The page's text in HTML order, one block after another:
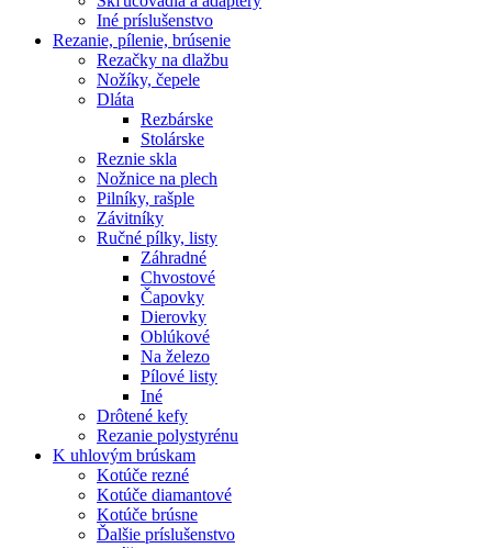
Iné príslušenstvo
Rezanie, pílenie, brúsenie
Rezačky na dlažbu
Nožíky, čepele
Dláta
Rezbárske
Stolárske
Reznie skla
Nožnice na plech
Pilníky, rašple
Závitníky
Ručné pílky, listy
Záhradné
Chvostové
Čapovky
Dierovky
Oblúkové
Na železo
Pílové listy
Iné
Drôtené kefy
Rezanie polystyrénu
K uhlovým brúskam
Kotúče rezné
Kotúče diamantové
Kotúče brúsne
Ďalšie príslušenstvo